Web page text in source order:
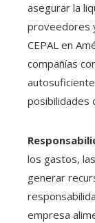
asegurar la
proveedores
CEPAL en
compañías
posibilidades
los gastos,
generar
empresa